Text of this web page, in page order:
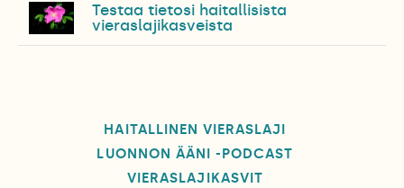
Testaa tietosi haitallisista
vieraslajikasveista
HAITALLINEN VIERASLAJI
LUONNON ÄÄNI -PODCAST
VIERASLAJIKASVIT